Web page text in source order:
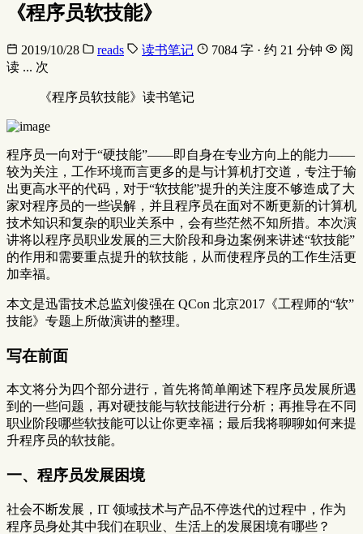
《程序员软技能》
2019/10/28 reads 读书笔记 7084 字 · 约 21 分钟
阅
读 ... 次
《程序员软技能》读书笔记
程序员一向对于“硬技能”——即自身在专业方向上的能力——
较为关注，工作环境而言更多的是与计算机打交道，专注于输
出更高水平的代码，对于“软技能”提升的关注度不够造成了大
家对程序员的一些误解，并且程序员在面对不断更新的计算机
技术知识和复杂的职业关系中，会有些茫然不知所措。本次演
讲将以程序员职业发展的三大阶段和身边案例来讲述“软技能”
的作用和需要重点提升的软技能，从而使程序员的工作生活更
加幸福。
本文是迅雷技术总监刘俊强在 QCon 北京2017《工程师的“软”
技能》专题上所做演讲的整理。
写在前面
本文将分为四个部分进行，首先将简单阐述下程序员发展所遇
到的一些问题，再对硬技能与软技能进行分析；再推导在不同
职业阶段哪些软技能可以让你更幸福；最后我将聊聊如何来提
升程序员的软技能。
一、程序员发展困境
社会不断发展，IT 领域技术与产品不停迭代的过程中，作为
程序员身处其中我们在职业、生活上的发展困境有哪些？